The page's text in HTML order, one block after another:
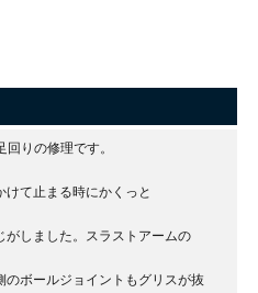
りの修理です。
て止まる時にかくっと
がしました。スラストアームの
ボールジョイントもグリスが抜